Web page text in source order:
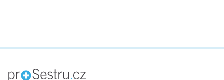
proLékaře.cz